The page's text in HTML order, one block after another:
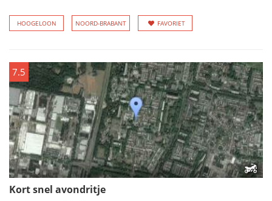
HOOGELOON NOORD-BRABANT FAVORIET
7.5
Kort snel avondritje